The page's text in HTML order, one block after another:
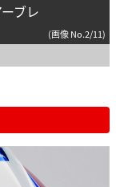
ブレ
(画像 No.2/11)